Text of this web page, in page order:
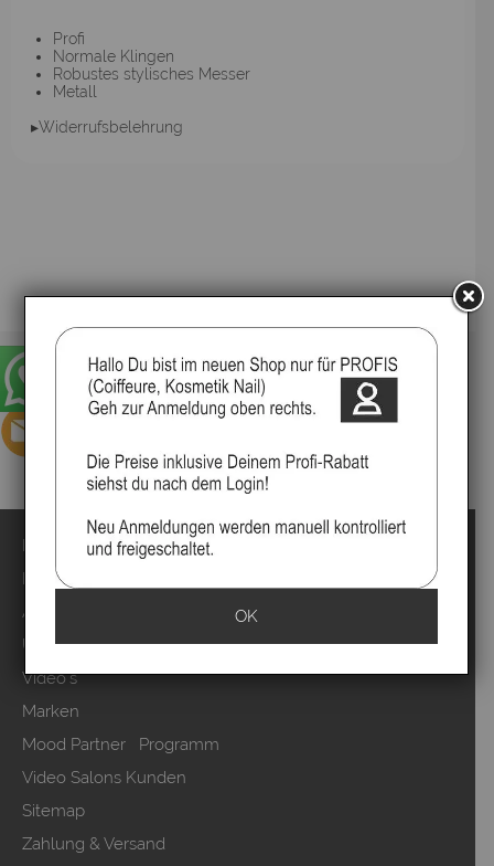
Profi
Normale Klingen
Robustes stylisches Messer
Metall
▸Widerrufsbelehrung
Impressum
Kontakt
Anmelden
Über uns
Video`s
Marken
Mood Partner Programm
Video Salons Kunden
Sitemap
Zahlung & Versand
OK